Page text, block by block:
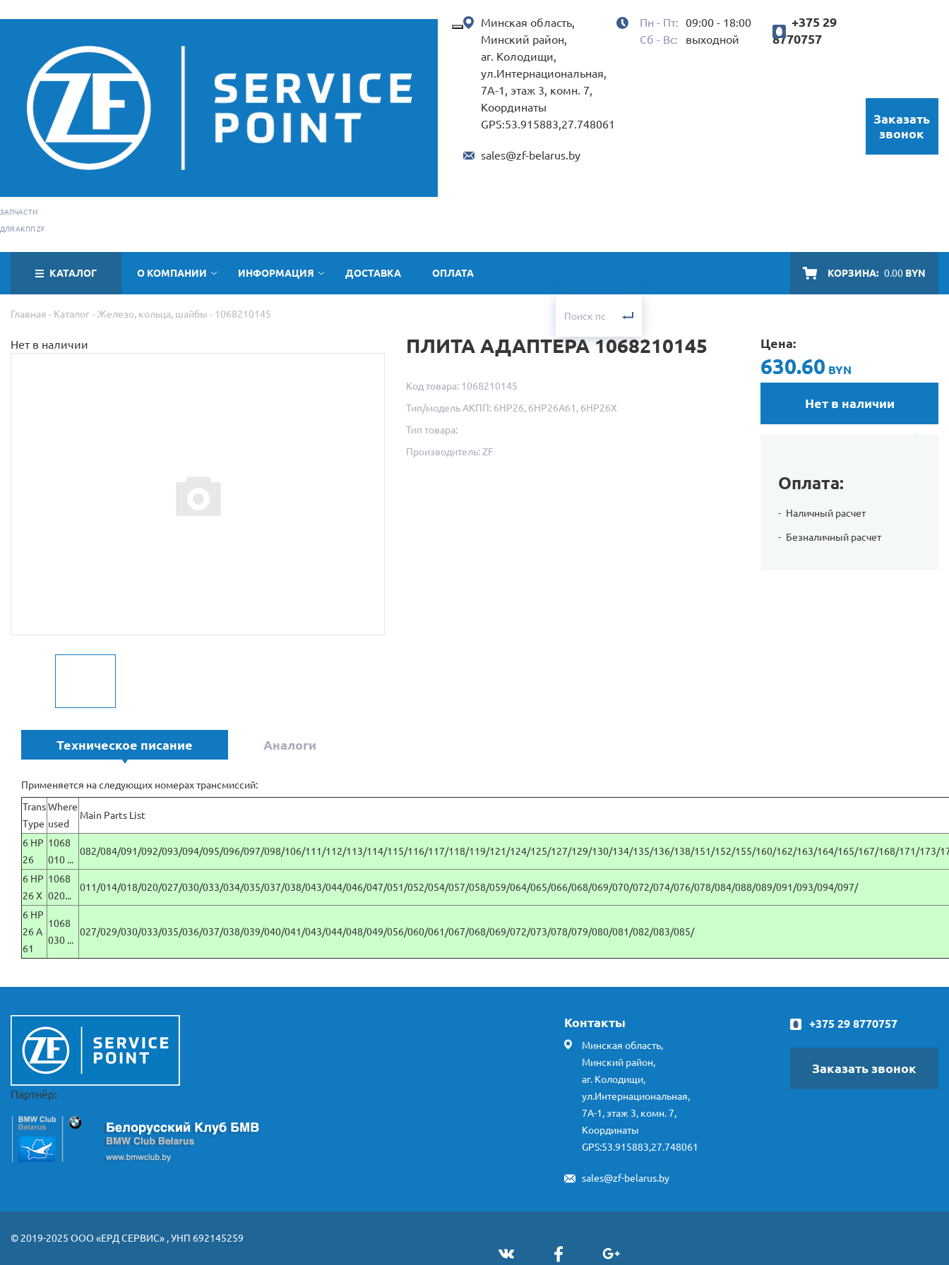
ЗАПЧАСТИ
ДЛЯ АКПП ZF
Минская область,
Минский район,
аг. Колодищи,
ул.Интернациональная,
7А-1, этаж 3, комн. 7,
Координаты
GPS:53.915883,27.748061
sales@zf-belarus.by
Пн - Пт:
09:00 - 18:00
Сб - Вс:
выходной
+375 29
8770757
Заказать
звонок
КАТАЛОГ О КОМПАНИИ ИНФОРМАЦИЯ ДОСТАВКА ОПЛАТА КОРЗИНА: 0.00 BYN
Главная Каталог Железо, кольца, шайбы 1068210145
Нет в наличии ПЛИТА АДАПТЕРА 1068210145
Код товара: 1068210145
Тип/модель АКПП: 6HP26, 6HP26A61, 6HP26X
Тип товара:
Производитель: ZF
Цена:
630.60 BYN
Нет в наличии
Оплата:
Наличный расчет
Безналичный расчет
Техническое писание Аналоги
Применяется на следующих номерах трансмиссий:
Trans
Type
Where
used
Main Parts List
6 HP
26
1068
010 ...
082/084/091/092/093/094/095/096/097/098/106/111/112/113/114/115/116/117/118/119/121/124/125/127/129/130/134/135/136/138/151/152/155/160/162/163/164/165/167/168/171/
6 HP
26 X
1068
020...
011/014/018/020/027/030/033/034/035/037/038/043/044/046/047/051/052/054/057/058/059/064/065/066/068/069/070/072/074/076/078/084/088/089/091/093/094/097/
6 HP
26 A
61
1068
030 ...
027/029/030/033/035/036/037/038/039/040/041/043/044/048/049/056/060/061/067/068/069/072/073/078/079/080/081/082/083/085/
Партнёр:
Контакты
Минская область,
Минский район,
аг. Колодищи,
ул.Интернациональная,
7А-1, этаж 3, комн. 7,
Координаты
GPS:53.915883,27.748061
sales@zf-belarus.by
+375 29 8770757
Заказать звонок
© 2019-2025 ООО «ЕРД СЕРВИС» , УНП 692145259